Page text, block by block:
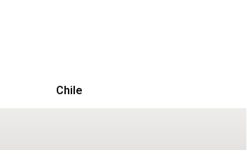
Chile